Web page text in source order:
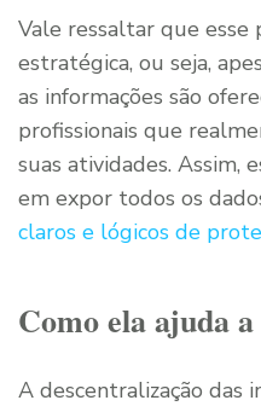
Vale ressaltar que esse
estratégica, ou seja,
as informações são
profissionais que
suas atividades. Assim,
em expor todos os
claros e lógicos de
Como ela ajuda
A descentralização das